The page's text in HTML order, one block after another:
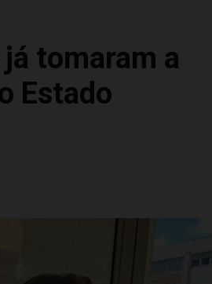
tomaram a
Estado